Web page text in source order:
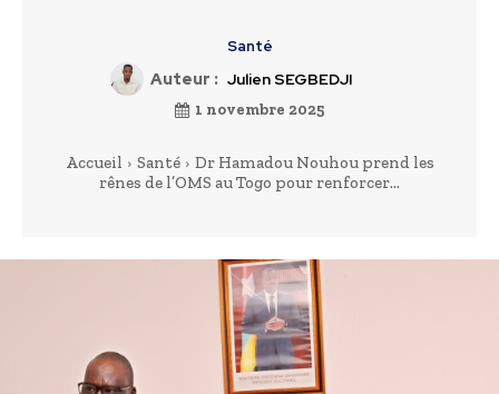
Santé
Auteur : Julien SEGBEDJI
1 novembre 2025
Accueil Santé
Dr Hamadou Nouhou prend les
rênes de l’OMS au Togo pour renforcer...